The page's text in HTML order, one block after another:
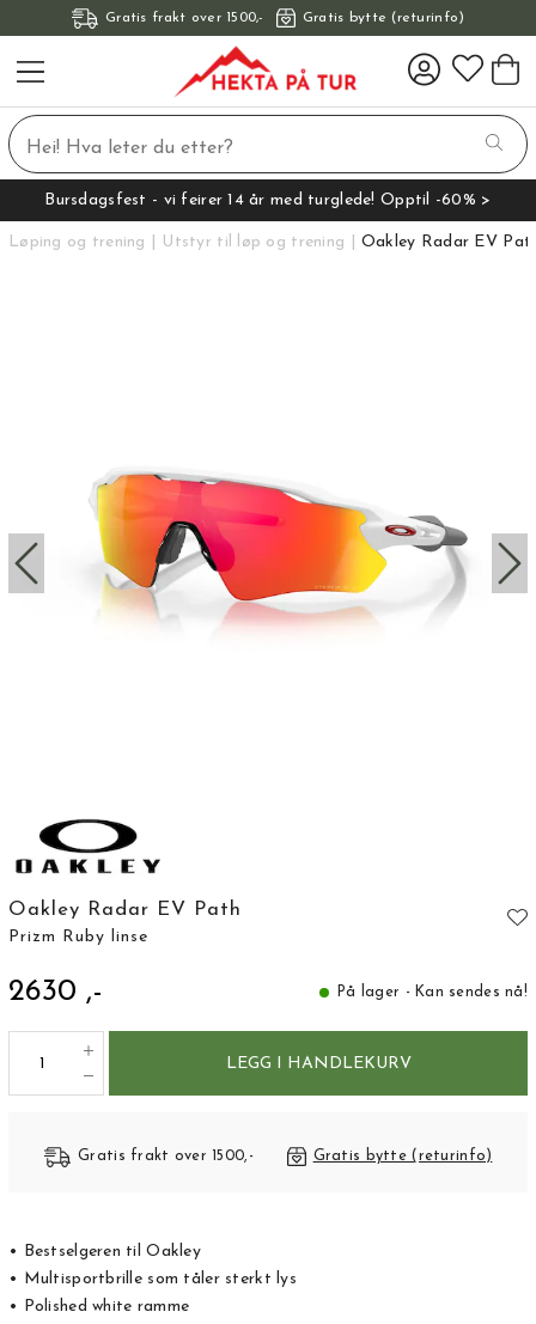
Gratis frakt over 1500,- Gratis bytte (returinfo)
Bursdagsfest - vi feirer 14 år med turglede! Opptil -60% >
Løping og trening Utstyr til løp og trening Oakley Radar EV
Oakley Radar EV Path
Prizm Ruby linse
2630 ,- På lager - Kan sendes nå!
LEGG I HANDLEKURV
Gratis frakt over 1500,- Gratis bytte (returinfo)
• Bestselgeren til Oakley
• Multisportbrille som tåler sterkt lys
• Polished white ramme